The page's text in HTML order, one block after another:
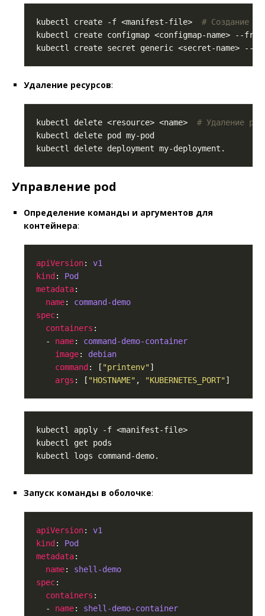
kubectl create -f <manifest-file> # Создание
kubectl create configmap <configmap-name> --
kubectl create secret generic <secret-name> --
Удаление ресурсов:
kubectl delete <resource> <name> # Удаление
Управление pod
Определение команды и аргументов для
контейнера:
apiVersion: v1
kind : Pod
metadata
name: command-demo
spec
containers
  -
name: command-demo-container
image: debian
command : [ "printenv"
args : [ "HOSTNAME" , "KUBERNETES_PORT"
Запуск команды в оболочке:
apiVersion: v1
kind : Pod
metadata
name: shell-demo
spec
containers
  -
name: shell-demo-container